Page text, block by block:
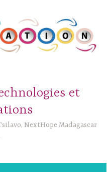
et
NextHope Madagascar